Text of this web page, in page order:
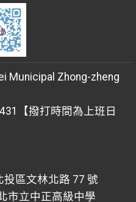
Municipal Zhong-zheng
【撥打時間為上班日
區文林北路 77 號
市立中正高級中學